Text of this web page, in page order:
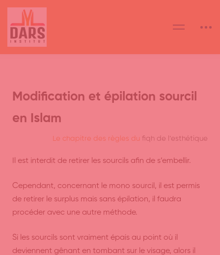
Modification et épilation sourcil
en Islam
Le chapitre des règles du fiqh de l’esthétique
Il est interdit de retirer les sourcils afin de s’embellir.
Cependant, concernant le mono sourcil, il est permis
de retirer le surplus mais sans épilation, il faudra
procéder avec une autre méthode.
Si les sourcils sont vraiment épais au point où il
deviennent gênant en tombant sur le visage, alors il